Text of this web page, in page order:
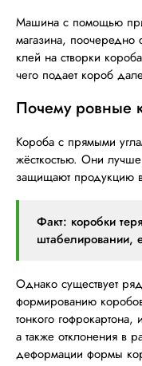
Машина с помощью
магазина, поочередно
клей на створки
чего подает короб
Почему ровные
Короба с прямыми
жёсткостью. Они
защищают продукцию
Факт: коробки
штабелировании,
Однако существует
формированию
тонкого
а также отклонения в
деформации формы